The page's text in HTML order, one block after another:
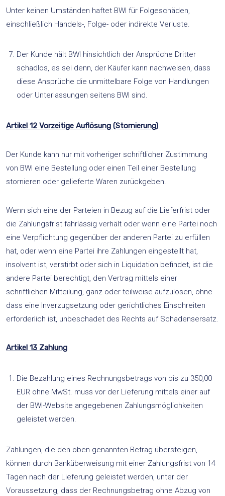
Unter keinen Umständen haftet BWI für Folgeschäden,
einschließlich Handels-, Folge- oder indirekte Verluste.
Der Kunde hält BWI hinsichtlich der Ansprüche Dritter
schadlos, es sei denn, der Käufer kann nachweisen, dass
diese Ansprüche die unmittelbare Folge von Handlungen
oder Unterlassungen seitens BWI sind.
Artikel 12 Vorzeitige Auflösung (Stornierung)
Der Kunde kann nur mit vorheriger schriftlicher Zustimmung
von BWI eine Bestellung oder einen Teil einer Bestellung
stornieren oder gelieferte Waren zurückgeben.
Wenn sich eine der Parteien in Bezug auf die Lieferfrist oder
die Zahlungsfrist fahrlässig verhält oder wenn eine Partei noch
eine Verpflichtung gegenüber der anderen Partei zu erfüllen
hat, oder wenn eine Partei ihre Zahlungen eingestellt hat,
insolvent ist, verstirbt oder sich in Liquidation befindet, ist die
andere Partei berechtigt, den Vertrag mittels einer
schriftlichen Mitteilung, ganz oder teilweise aufzulösen, ohne
dass eine Inverzugsetzung oder gerichtliches Einschreiten
erforderlich ist, unbeschadet des Rechts auf Schadensersatz.
Artikel 13 Zahlung
Die Bezahlung eines Rechnungsbetrags von bis zu 350,00
EUR ohne MwSt. muss vor der Lieferung mittels einer auf
der BWI-Website angegebenen Zahlungsmöglichkeiten
geleistet werden.
Zahlungen, die den oben genannten Betrag übersteigen,
können durch Banküberweisung mit einer Zahlungsfrist von 14
Tagen nach der Lieferung geleistet werden, unter der
Voraussetzung, dass der Rechnungsbetrag ohne Abzug von